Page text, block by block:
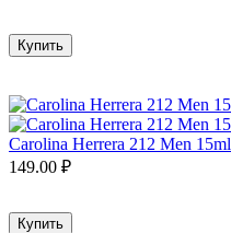
Купить
Carolina Herrera 212 Men 15ml
149.00 ₽
Купить